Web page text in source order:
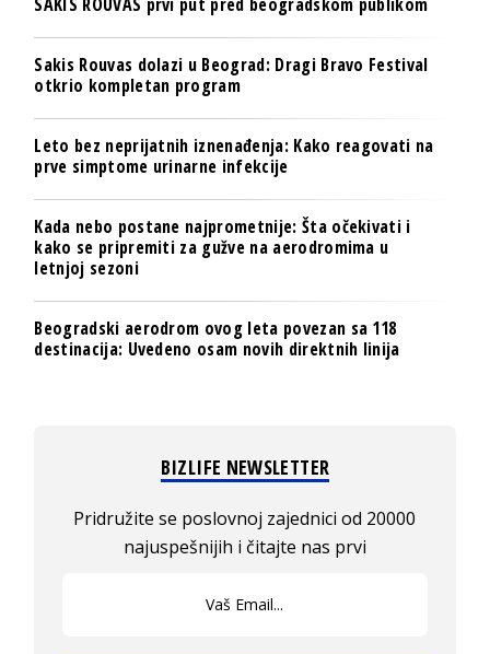
Sakis Rouvas dolazi u Beograd: Dragi Bravo Festival
otkrio kompletan program
Leto bez neprijatnih iznenađenja: Kako reagovati na
prve simptome urinarne infekcije
Kada nebo postane najprometnije: Šta očekivati i
kako se pripremiti za gužve na aerodromima u
letnjoj sezoni
Beogradski aerodrom ovog leta povezan sa 118
destinacija: Uvedeno osam novih direktnih linija
BIZLIFE NEWSLETTER
Pridružite se poslovnoj zajednici od 20000
najuspešnijih i čitajte nas prvi